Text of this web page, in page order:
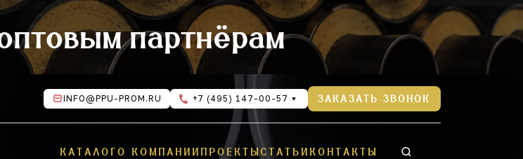
партнёрам
INFO@PPU-PROM.RU +7 (495) 147-00-57 ЗАКАЗАТЬ ЗВОНОК
КАТАЛОГО КОМПАНИИ ПРОЕКТЫСТАТЬИ КОНТАКТЫ